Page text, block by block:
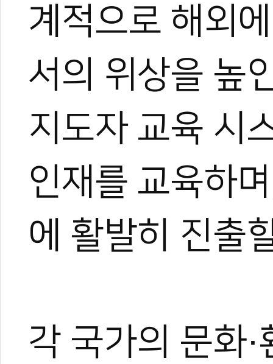
계적으로 해외
서의 위상을 높
지도자 교육 시
인재를 교육하
에 활발히 진출
각 국가의 문화
관련 뉴스